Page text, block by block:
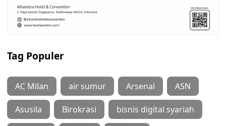
Tag Populer
AC Milan air sumur Arsenal ASN
Asusila Birokrasi bisnis digital syariah